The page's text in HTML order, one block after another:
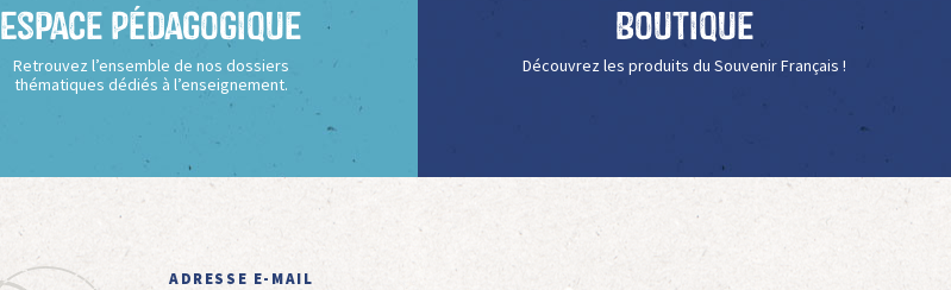
Espace Pédagogique
Retrouvez l’ensemble de nos dossiers
thématiques dédiés à l’enseignement.
Boutique
Découvrez les produits du Souvenir Français !
ADRESSE E-MAIL